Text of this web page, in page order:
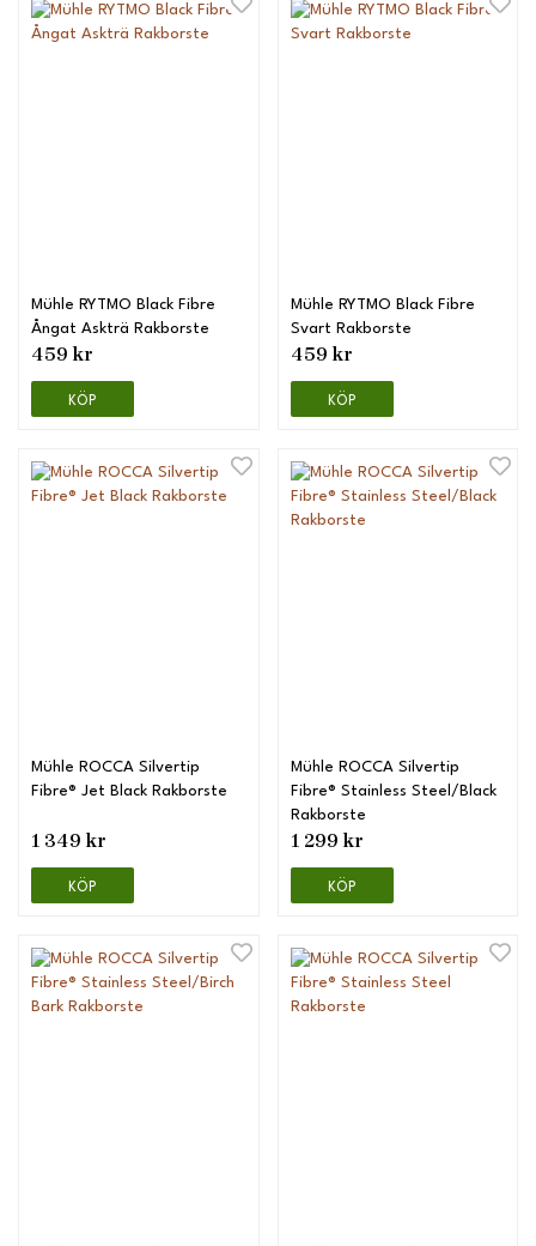
Mühle RYTMO Black Fibre
Ångat Askträ Rakborste
459 kr
KÖP
Mühle RYTMO Black Fibre
Svart Rakborste
459 kr
KÖP
Mühle ROCCA Silvertip
Fibre® Jet Black Rakborste
1 349 kr
KÖP
Mühle ROCCA Silvertip
Fibre® Stainless Steel/Black
Rakborste
1 299 kr
KÖP